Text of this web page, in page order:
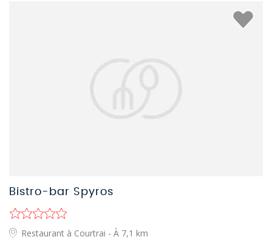
Bistro-bar Spyros
Restaurant à Courtrai - À 7,1 km